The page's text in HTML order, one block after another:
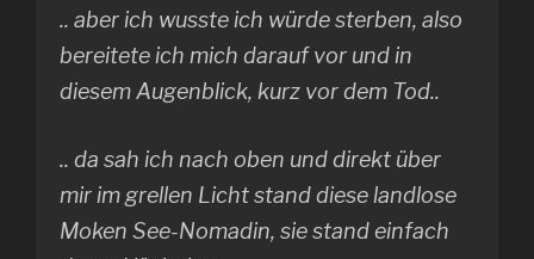
.. aber ich wusste ich würde sterben, also
bereitete ich mich darauf vor und in
diesem Augenblick, kurz vor dem Tod..
.. da sah ich nach oben und direkt über
mir im grellen Licht stand diese landlose
Moken See-Nomadin, sie stand einfach